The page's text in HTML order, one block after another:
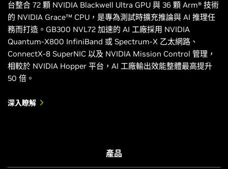
台整合 72 顆 NVIDIA Blackwell Ultra GPU 與 36 顆 Arm® 技術
的 NVIDIA Grace™ CPU，是專為測試時擴充推論與 AI 推理任
務而打造。GB300 NVL72 加速的 AI 工廠採用 NVIDIA
Quantum-X800 InfiniBand 或 Spectrum-X 乙太網路、
ConnectX-8 SuperNIC 以及 NVIDIA Mission Control 管理，
相較於 NVIDIA Hopper 平台，AI 工廠輸出效能整體最高提升
50 倍。
深入瞭解
產品